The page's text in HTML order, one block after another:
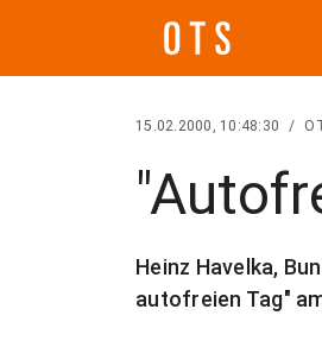
15.02.2000, 10:48:30 /
Heinz Havelka,
autofreien Tag"